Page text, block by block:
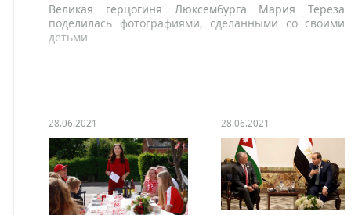
Великая герцогиня Люксембурга Мария Тереза
поделилась фотографиями, сделанными со своими
детьми
28.06.2021 28.06.2021